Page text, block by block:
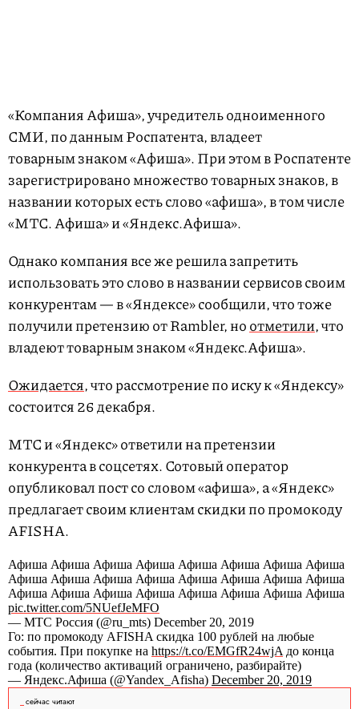
«Компания Афиша», учредитель одноименного
СМИ, по данным Роспатента, владеет
товарным знаком «Афиша». При этом в Роспатенте
зарегистрировано множество товарных знаков, в
названии которых есть слово «афиша», в том числе
«МТС. Афиша» и «Яндекс.Афиша».
Однако компания все же решила запретить
использовать это слово в названии сервисов своим
конкурентам — в «Яндексе» сообщили, что тоже
получили претензию от Rambler, ноотметили, что
владеют товарным знаком «Яндекc.Афиша».
Ожидается, что рассмотрение по иску к «Яндексу»
состоится 26 декабря.
МТС и «Яндекс» ответили на претензии
конкурента в соцсетях. Сотовый оператор
опубликовал пост со словом «афиша», а «Яндекс»
предлагает своим клиентам скидки по промокоду
AFISHA.
Афиша Афиша Афиша Афиша Афиша Афиша Афиша Афиша
Афиша Афиша Афиша Афиша Афиша Афиша Афиша Афиша
Афиша Афиша Афиша Афиша Афиша Афиша Афиша Афиша
pic.twitter.com/5NUefJeMFO
— МТС Россия (@ru_mts) December 20, 2019
Го: по промокоду AFISHA скидка 100 рублей на любые
события. При покупке на https://t.co/EMGfR24wjA до конца
года (количество активаций ограничено, разбирайте)
— Яндекс.Афиша (@Yandex_Afisha) December 20, 2019
сейчас читают